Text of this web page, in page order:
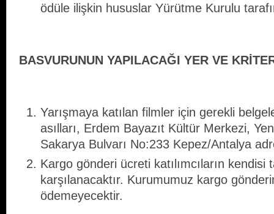
ödüle ilişkin hususlar Yürütme Kurulu
BASVURUNUN YAPILACAĞI YER VE
Yarışmaya katılan filmler için gerekli
asılları, Erdem Bayazıt Kültür Merkezi,
Sakarya Bulvarı No:233 Kepez/Antalya
Kargo gönderi ücreti katılımcıların kendisi
karşılanacaktır. Kurumumuz kargo
ödemeyecektir.